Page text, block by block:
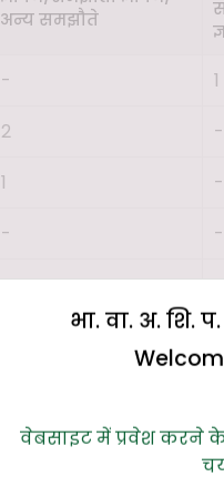
अन्य समझौते
-
1
2
-
1
-
-
-
-
0
भा. वा. अ. शि.
वेबसाइट में प्रवेश करने